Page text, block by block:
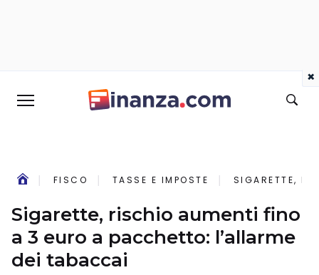
FISCO TASSE E IMPOSTE SIGARETTE,
Sigarette, rischio aumenti fino
a 3 euro a pacchetto: l’allarme
dei tabaccai
×